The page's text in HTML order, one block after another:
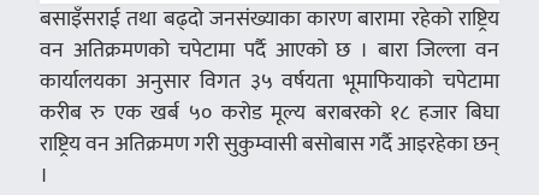
बसाइँसराई तथा बढ्दो जनसंख्याका कारण बारामा रहेको राष्ट्रिय
वन अतिक्रमणको चपेटामा पर्दै आएको छ । बारा जिल्ला वन
कार्यालयका अनुसार विगत ३५ वर्षयता भूमाफियाको चपेटामा
करीब रु एक खर्ब ५० करोड मूल्य बराबरको १८ हजार बिघा
राष्ट्रिय वन अतिक्रमण गरी सुकुम्वासी बसोबास गर्दै आइरहेका छन्
।